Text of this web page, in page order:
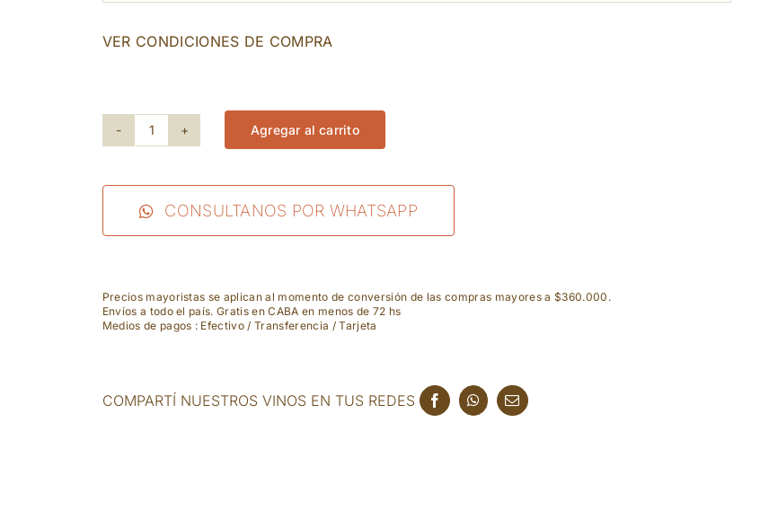
VER CONDICIONES DE COMPRA
Herzog
-
cantidad
Agregar al carrito
CONSULTANOS POR WHATSAPP
Precios mayoristas se aplican al momento de conversión de las compras mayores a $360.000.
Envíos a todo el país. Gratis en CABA en menos de 72 hs
Medios de pagos : Efectivo / Transferencia / Tarjeta
COMPARTÍ NUESTROS VINOS EN TUS REDES